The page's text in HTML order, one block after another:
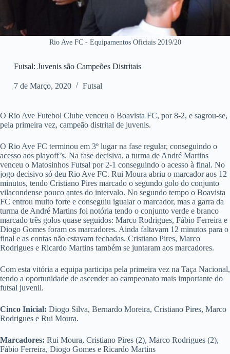
Rio Ave FC - Equipamentos Oficiais 2019/20
Futsal: Juvenis são Campeões Distritais
7 de Março, 2020 Futsal
O Rio Ave Futebol Clube venceu o Boavista FC, por 8-2, e sagrou-se,
pela primeira vez, campeão distrital de juvenis.
O Rio Ave FC terminou em 3º lugar na fase regular, conseguindo o
acesso aos playoff’s. Na fase decisiva, a turma de André Martins
venceu o Matosinhos Futsal por 2-1 conseguindo o acesso à final. No
jogo decisivo só deu Rio Ave FC. Rui Moura abriu o marcador aos 12
minutos, tendo Cristiano Pires marcado o segundo golo do conjunto
vilacondense pouco antes do intervalo. No segundo tempo o Boavista
FC entrou muito forte e conseguiu igualar o marcador, mas a garra da
turma de André Martins foi notória tendo o conjunto verde e branco
marcado três golos quase seguidos: Marco Rodrigues, Fábio Ferreira e
Diogo Gomes foram os marcadores. Ainda faltavam 12 minutos para o
final e as contas não estavam fechadas. Cristiano Pires, Marco
Rodrigues e Ricardo Martins também se juntaram aos marcadores.
Com esta vitória a equipa participa pela primeira vez na Taça Nacional,
tendo a oportunidade de ascender ao campeonato mais importante do
futsal juvenil.
Cinco Inicial: Diogo Silva, Bernardo Moreira, Cristiano Pires, Marco
Rodrigues e Rui Moura.
Marcadores: Rui Moura, Cristiano Pires (2), Marco Rodrigues (2),
Fábio Ferreira, Diogo Gomes e Ricardo Martins